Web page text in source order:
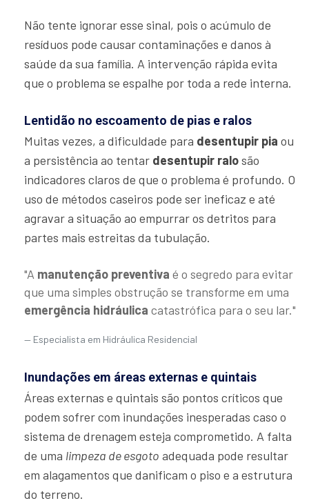
Não tente ignorar esse sinal, pois o acúmulo de
resíduos pode causar contaminações e danos à
saúde da sua família. A intervenção rápida evita
que o problema se espalhe por toda a rede interna.
Lentidão no escoamento de pias e ralos
Muitas vezes, a dificuldade para desentupir pia ou
a persistência ao tentar desentupir ralosão
indicadores claros de que o problema é profundo. O
uso de métodos caseiros pode ser ineficaz e até
agravar a situação ao empurrar os detritos para
partes mais estreitas da tubulação.
"A manutenção preventiva é o segredo para evitar
que uma simples obstrução se transforme em uma
emergência hidráulica catastrófica para o seu lar."
Especialista em Hidráulica Residencial
Inundações em áreas externas e quintais
Áreas externas e quintais são pontos críticos que
podem sofrer com inundações inesperadas caso o
sistema de drenagem esteja comprometido. A falta
de uma limpeza de esgoto adequada pode resultar
em alagamentos que danificam o piso e a estrutura
do terreno.